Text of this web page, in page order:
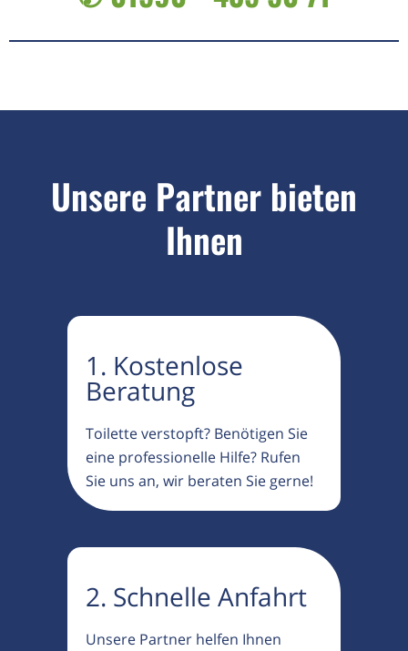
Unsere Partner bieten
Ihnen
1. Kostenlose
Beratung
Toilette verstopft? Benötigen Sie
eine professionelle Hilfe? Rufen
Sie uns an, wir beraten Sie gerne!
2. Schnelle Anfahrt
Unsere Partner helfen Ihnen